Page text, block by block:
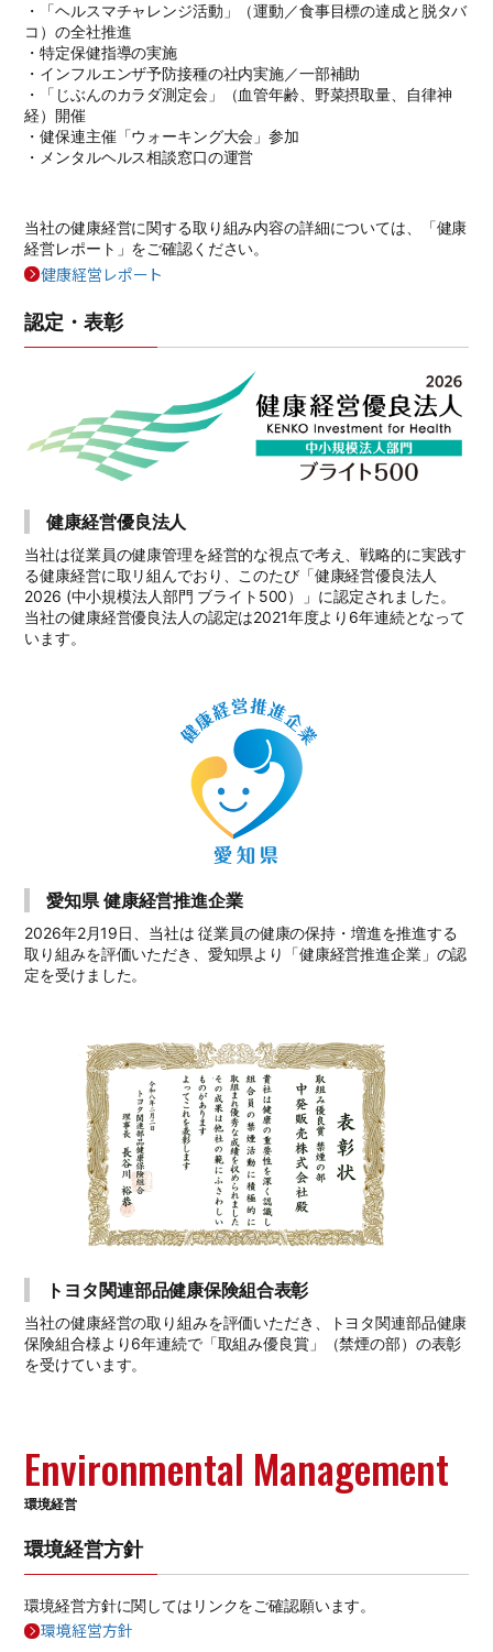
・「ヘルスマチャレンジ活動」（運動／食事目標の達成と脱タバ
コ）の全社推進
・特定保健指導の実施
・インフルエンザ予防接種の社内実施／一部補助
・「じぶんのカラダ測定会」（血管年齢、野菜摂取量、自律神
経）開催
・健保連主催「ウォーキング大会」参加
・メンタルヘルス相談窓口の運営
当社の健康経営に関する取り組み内容の詳細については、「健康
経営レポート」をご確認ください。
健康経営レポート
認定・表彰
健康経営優良法人
当社は従業員の健康管理を経営的な視点で考え、戦略的に実践す
る健康経営に取リ組んでおり、このたび「健康経営優良法人
2026 (中小規模法人部門 ブライト500）」に認定されました。
当社の健康経営優良法人の認定は2021年度より6年連続となって
います。
愛知県 健康経営推進企業
2026年2月19日、当社は 従業員の健康の保持・増進を推進する
取り組みを評価いただき、愛知県より「健康経営推進企業」の認
定を受けました。
トヨタ関連部品健康保険組合表彰
当社の健康経営の取り組みを評価いただき、トヨタ関連部品健康
保険組合様より6年連続で「取組み優良賞」（禁煙の部）の表彰
を受けています。
Environmental Management
環境経営
環境経営方針
環境経営方針に関してはリンクをご確認願います。
環境経営方針